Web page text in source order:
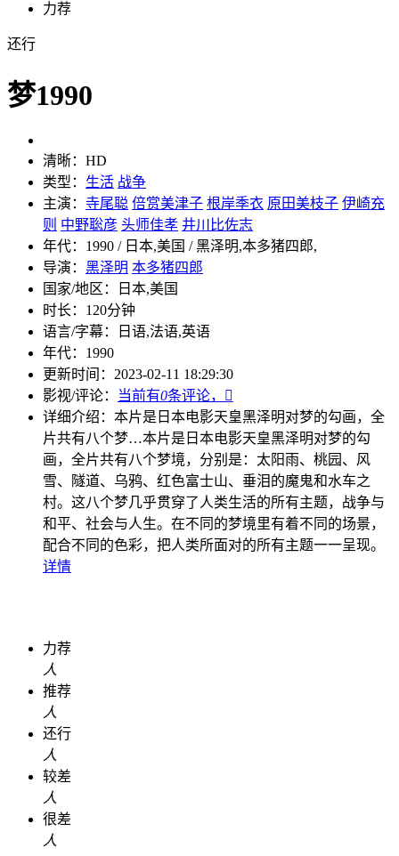
力荐
还行
梦1990
清晰： HD
类型： 生活 战争
主演： 寺尾聪 倍赏美津子 根岸季衣 原田美枝子 伊崎充
则 中野聡彦 头师佳孝 井川比佐志
年代： 1990 / 日本,美国 / 黑泽明,本多猪四郎,
导演： 黑泽明 本多猪四郎
国家/地区：
日本,美国
时长： 120分钟
语言/字幕：
日语,法语,英语
年代： 1990
更新时间： 2023-02-11 18:29:30
影视/评论：
当前有0条评论，

详细介绍： 本片是日本电影天皇黑泽明对梦的勾画，全
片共有八个梦…本片是日本电影天皇黑泽明对梦的勾
画，全片共有八个梦境，分别是：太阳雨、桃园、风
雪、隧道、乌鸦、红色富士山、垂泪的魔鬼和水车之
村。这八个梦几乎贯穿了人类生活的所有主题，战争与
和平、社会与人生。在不同的梦境里有着不同的场景，
配合不同的色彩，把人类所面对的所有主题一一呈现。
详情
力荐
人
推荐
人
还行
人
较差
人
很差
人